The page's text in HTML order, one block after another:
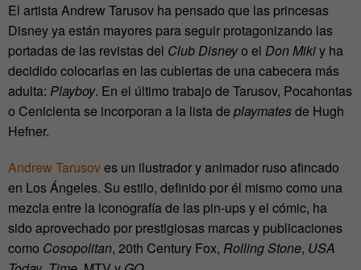
El artista Andrew Tarusov ha pensado que las princesas
Disney ya están mayores para seguir protagonizando las
portadas de las revistas del Club Disneyo el Don Mikiy ha
decidido colocarlas en las cubiertas de una cabecera más
adulta: Playboy. En el último trabajo de Tarusov, Pocahontas
o Cenicienta se incorporan a la lista de playmatesde Hugh
Hefner.
Andrew Tarusoves un ilustrador y animador ruso afincado
en Los Ángeles. Su estilo, definido por él mismo como una
mezcla entre la iconografía de las pin-ups y el cómic, ha
sido aprovechado por prestigiosas marcas y publicaciones
como Cosopolitan, 20th Century Fox, Rolling Stone, USA